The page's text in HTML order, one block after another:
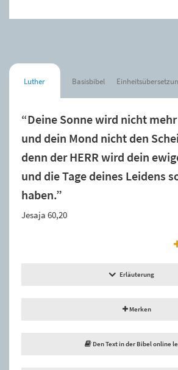
Luther Basisbibel
“Deine Sonne wird nicht
und dein Mond nicht den
denn der HERR wird dein
und die Tage deines Leidens
haben.”
Jesaja 60,20
Erläuterung
Merken
Den Text in der Bibel online